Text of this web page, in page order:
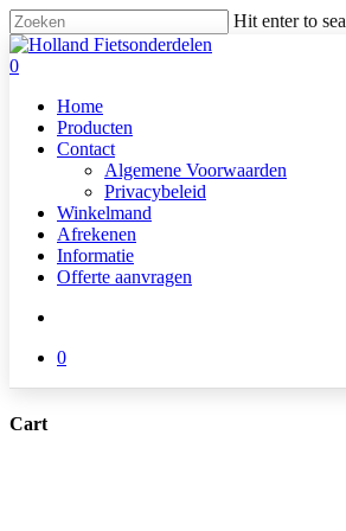
Skip
to
main
Hit enter to
Close
Search
search
0
Home
Producten
Contact
Algemene Voorwaarden
Privacybeleid
Winkelmand
Afrekenen
Informatie
Offerte aanvragen
0
Cart